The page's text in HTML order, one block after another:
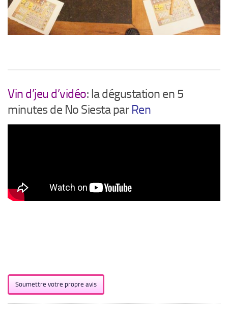
Vin d’jeu d’vidéo: la dégustation en 5
minutes de No Siesta par Ren
Soumettre votre propre avis